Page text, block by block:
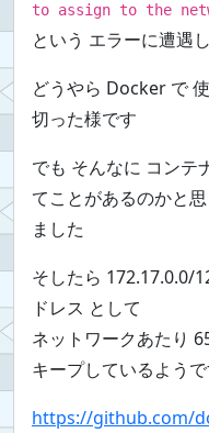
to assign to the
という エラーに遭遇
どうやら Docker で
切った様です
でも そんなに コンテ
てことがあるのかと
ました
そしたら 172.17.0.0/
ドレス として
ネットワークあたり
キープしているよう
https://github.com/